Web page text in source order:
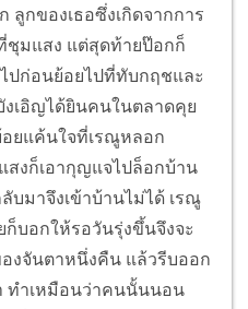
ลูกของเธอซึ่งเกิดจากการ
ชุมแสง แต่สุดท้ายป๊อกก็
ปก่อนย้อยไปที่ทับกฤชและ
เอิญได้ยินคนในตลาดคุย
ยแค้นใจที่เรณูหลอก
สงก็เอากุญแจไปล็อกบ้าน
บมาจึงเข้าบ้านไม่ได้ เรณู
บอกให้รอวันรุ่งขึ้นจึงจะ
งจันตาหนึ่งคืน แล้วรีบออก
ทำเหมือนว่าคนนั้นนอน